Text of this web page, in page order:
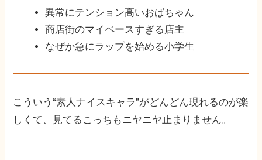
異常にテンション高いおばちゃん
商店街のマイペースすぎる店主
なぜか急にラップを始める小学生
こういう“素人ナイスキャラ”がどんどん現れるのが楽
しくて、見てるこっちもニヤニヤ止まりません。